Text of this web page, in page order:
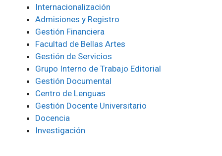
Internacionalización
Admisiones y Registro
Gestión Financiera
Facultad de Bellas Artes
Gestión de Servicios
Grupo Interno de Trabajo Editorial
Gestión Documental
Centro de Lenguas
Gestión Docente Universitario
Docencia
Investigación